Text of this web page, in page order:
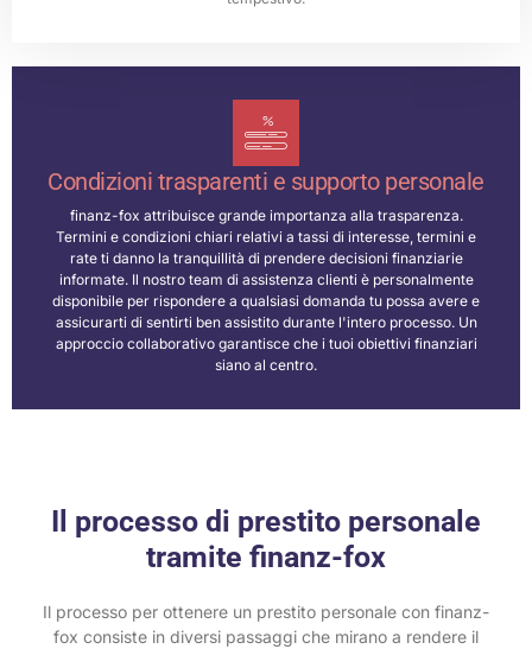
Condizioni trasparenti e supporto personale
finanz-fox attribuisce grande importanza alla trasparenza.
Termini e condizioni chiari relativi a tassi di interesse, termini e
rate ti danno la tranquillità di prendere decisioni finanziarie
informate. Il nostro team di assistenza clienti è personalmente
disponibile per rispondere a qualsiasi domanda tu possa avere e
assicurarti di sentirti ben assistito durante l'intero processo. Un
approccio collaborativo garantisce che i tuoi obiettivi finanziari
siano al centro.
Il processo di prestito personale
tramite finanz-fox
Il processo per ottenere un prestito personale con finanz-
fox consiste in diversi passaggi che mirano a rendere il